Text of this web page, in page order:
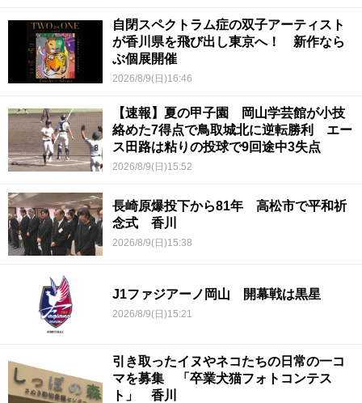
自閉スペクトラム症の双子アーティスト
が香川県を飛び出し東京へ！ 新作なら
ぶ個展開催
2026/8/9(日)16:46
【速報】夏の甲子園 岡山学芸館が小技
絡めた7得点で鳥取城北に逆転勝利 エー
ス田路は粘りの投球で9回途中3失点
2026/8/9(日)15:52
長崎原爆投下から81年 高松市で平和祈
念式 香川
2026/8/9(日)15:38
J1ファジアーノ岡山 開幕戦は黒星
2026/8/9(日)15:21
引き取ったイヌやネコたちの日常の一コ
マを募集 「卒業犬猫フォトコンテス
ト」 香川